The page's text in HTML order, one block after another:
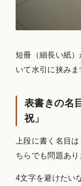
短冊（細長い紙
いて水引に挟みま
表書きの名
祝」
上段に書く名目
ちらでも問題あり
4文字を避けたい